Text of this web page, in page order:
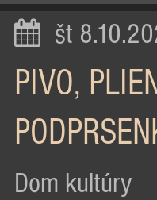
št
PIVO,
Dom kultúry